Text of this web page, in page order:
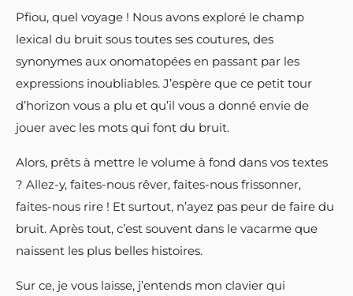
Pfiou, quel voyage ! Nous avons exploré le champ
lexical du bruit sous toutes ses coutures, des
synonymes aux onomatopées en passant par les
expressions inoubliables. J’espère que ce petit tour
d’horizon vous a plu et qu’il vous a donné envie de
jouer avec les mots qui font du bruit.
Alors, prêts à mettre le volume à fond dans vos textes
? Allez-y, faites-nous rêver, faites-nous frissonner,
faites-nous rire ! Et surtout, n’ayez pas peur de faire du
bruit. Après tout, c’est souvent dans le vacarme que
naissent les plus belles histoires.
Sur ce, je vous laisse, j’entends mon clavier qui